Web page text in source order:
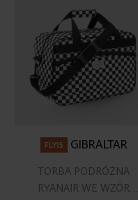
FLY15 GIBRALTAR
TORBA PODRÓŻNA
RYANAIR WE WZÓR